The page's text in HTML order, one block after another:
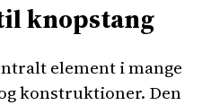
knopstang
element i mange
konstruktioner. Den